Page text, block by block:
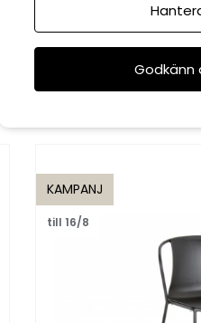
KAMPANJ
till 16/8
Godkänn